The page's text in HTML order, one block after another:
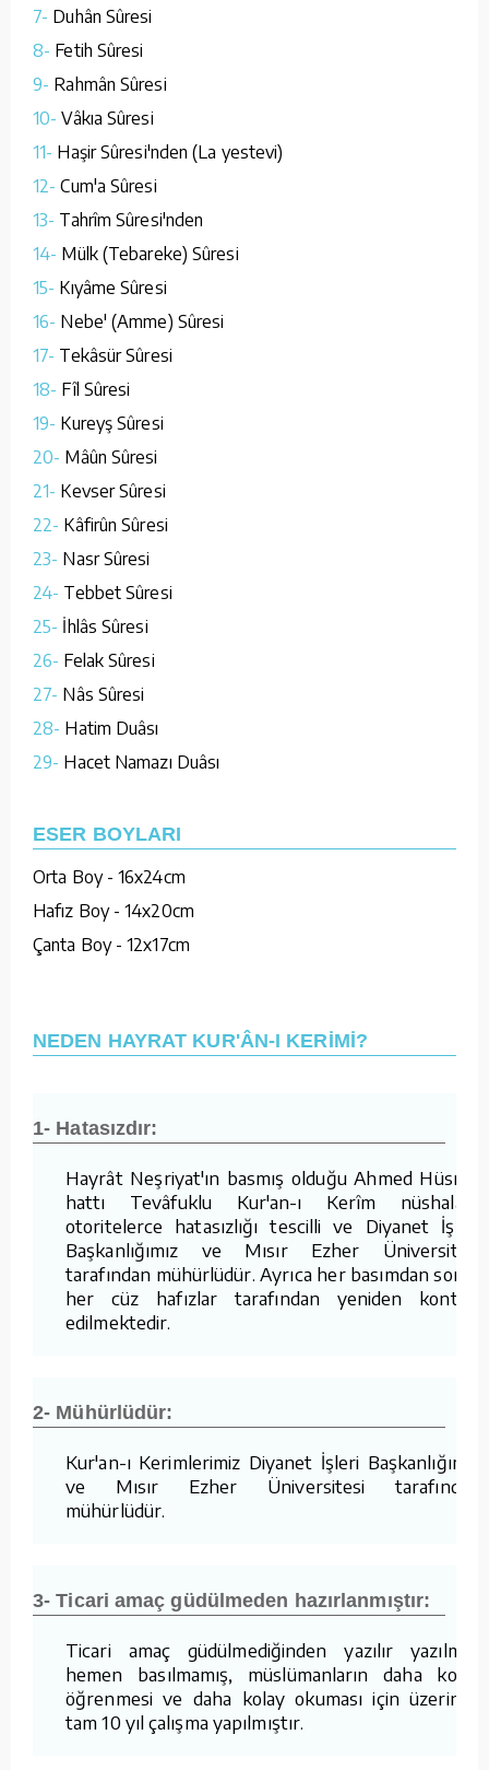
7- Duhân Sûresi
8- Fetih Sûresi
9- Rahmân Sûresi
10- Vâkıa Sûresi
11- Haşir Sûresi'nden (La yestevi)
12- Cum'a Sûresi
13- Tahrîm Sûresi'nden
14- Mülk (Tebareke) Sûresi
15- Kıyâme Sûresi
16- Nebe' (Amme) Sûresi
17- Tekâsür Sûresi
18- Fîl Sûresi
19- Kureyş Sûresi
20- Mâûn Sûresi
21- Kevser Sûresi
22- Kâfirûn Sûresi
23- Nasr Sûresi
24- Tebbet Sûresi
25- İhlâs Sûresi
26- Felak Sûresi
27- Nâs Sûresi
28- Hatim Duâsı
29- Hacet Namazı Duâsı
ESER BOYLARI
Orta Boy - 16x24cm
Hafız Boy - 14x20cm
Çanta Boy - 12x17cm
NEDEN HAYRAT KUR'ÂN-I KERİMİ?
1- Hatasızdır:
Hayrât Neşriyat'ın basmış olduğu Ahmed Hüsrev
hattı Tevâfuklu Kur'an-ı Kerîm nüshaları,
otoritelerce hatasızlığı tescilli ve Diyanet İşleri
Başkanlığımız ve Mısır Ezher Üniversitesi
tarafından mühürlüdür. Ayrıca her basımdan sonra
her cüz hafızlar tarafından yeniden kontrol
edilmektedir.
2- Mühürlüdür:
Kur'an-ı Kerimlerimiz Diyanet İşleri Başkanlığımız
ve Mısır Ezher Üniversitesi tarafından
mühürlüdür.
3- Ticari amaç güdülmeden hazırlanmıştır:
Ticari amaç güdülmediğinden yazılır yazılmaz
hemen basılmamış, müslümanların daha kolay
öğrenmesi ve daha kolay okuması için üzerinde
tam 10 yıl çalışma yapılmıştır.